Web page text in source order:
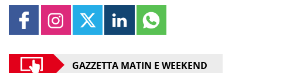
GAZZETTA MATIN E WEEKEND